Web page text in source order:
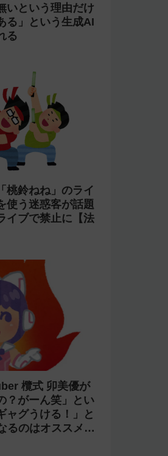
いという理由だけ
る」という生成AI
る
桃鈴ねね」のライ
使う迷惑客が話題
イブで禁止に【法
欖式 卯美優が
？がーん笑」とい
ャグうける！」と
るのはオススメし